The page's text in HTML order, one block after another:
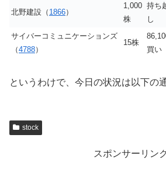
北野建設（ 1866）
1,000
株
持ち
し
サイバーコミュニケーションズ
（4788）
15株
買い
というわけで、今日の状況は以下の通
stock
スポンサーリンク